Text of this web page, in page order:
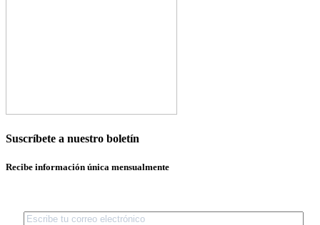
Suscríbete a nuestro boletín
Recibe información única mensualmente